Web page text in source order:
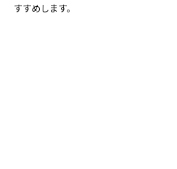
すすめします。